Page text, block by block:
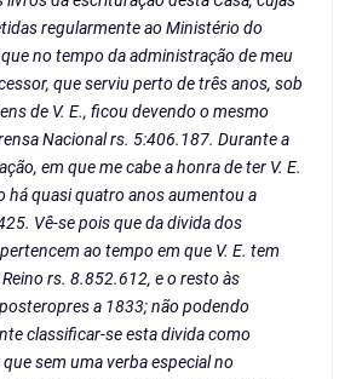
regularmente ao Ministério do
no tempo da administração de meu
que serviu perto de três anos, sob
de V. E., ficou devendo o mesmo
Nacional rs. 5:406.187. Durante a
em que me cabe a honra de ter V. E.
há quasi quatro anos aumentou a
Vê-se pois que da divida dos
ao tempo em que V. E. tem
rs. 8.852.612, e o resto às
a 1833; não podendo
classificar-se esta divida como
sem uma verba especial no